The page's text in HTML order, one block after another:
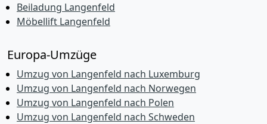
Beiladung Langenfeld
Möbellift Langenfeld
Europa-Umzüge
Umzug von Langenfeld nach Luxemburg
Umzug von Langenfeld nach Norwegen
Umzug von Langenfeld nach Polen
Umzug von Langenfeld nach Schweden